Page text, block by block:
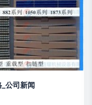
公司新闻